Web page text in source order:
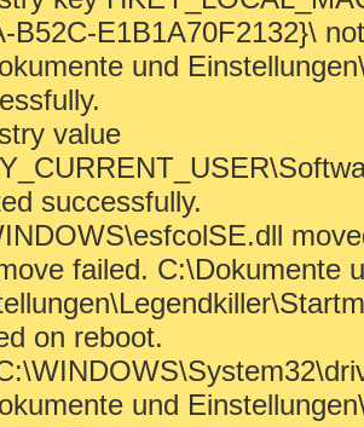
B52C-E1B1A70F2132}\
und
value
successfully.
failed. C:\Dokumente
on reboot.
und